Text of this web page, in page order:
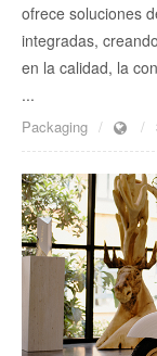
ofrece soluciones
integradas,
en la calidad, la
...
Packaging